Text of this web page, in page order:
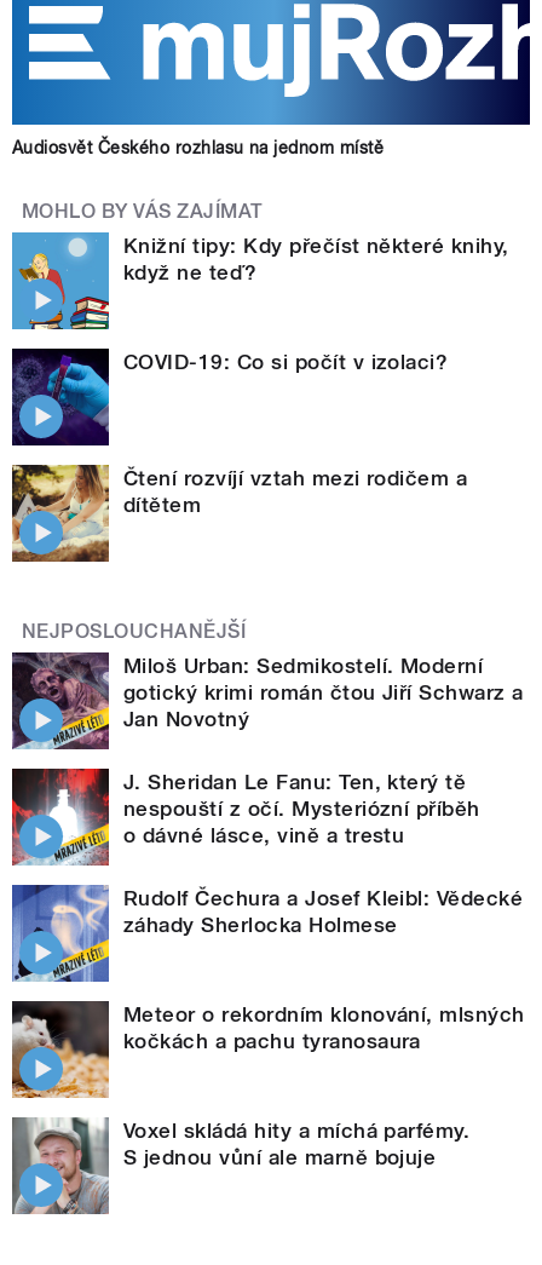
Audiosvět Českého rozhlasu na jednom místě
MOHLO BY VÁS ZAJÍMAT
Knižní tipy: Kdy přečíst některé knihy,
když ne teď?
COVID-19: Co si počít v izolaci?
Čtení rozvíjí vztah mezi rodičem a
dítětem
NEJPOSLOUCHANĚJŠÍ
Miloš Urban: Sedmikostelí. Moderní
gotický krimi román čtou Jiří Schwarz a
Jan Novotný
J. Sheridan Le Fanu: Ten, který tě
nespouští z očí. Mysteriózní příběh
o dávné lásce, vině a trestu
Rudolf Čechura a Josef Kleibl: Vědecké
záhady Sherlocka Holmese
Meteor o rekordním klonování, mlsných
kočkách a pachu tyranosaura
Voxel skládá hity a míchá parfémy.
S jednou vůní ale marně bojuje